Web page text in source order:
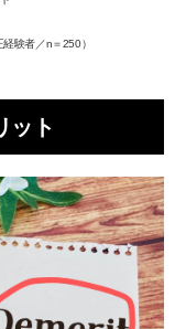
験者／n＝250）
ット